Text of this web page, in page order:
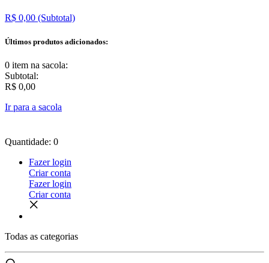
R$ 0,00 (Subtotal)
Últimos produtos adicionados:
0 item na sacola:
Subtotal:
R$ 0,00
Ir para a sacola
Quantidade: 0
Fazer login
Criar conta
Fazer login
Criar conta
Todas as categorias